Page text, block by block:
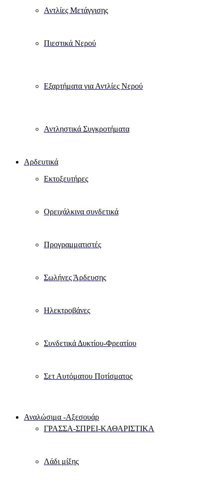
Αντλίες Μετάγγισης
Πιεστικά Νερού
Εξαρτήματα για Αντλίες Νερού
Αντληστικά Συγκροτήματα
Αρδευτικά
Εκτοξευτήρες
Ορειχάλκινα συνδετικά
Προγραμματιστές
Σωλήνες Άρδευσης
Ηλεκτροβάνες
Συνδετικά Δυκτίου-Φρεατίου
Σετ Αυτόματου Ποτίσματος
Αναλώσιμα -Αξεσουάρ
ΓΡΑΣΣΑ-ΣΠΡΕΙ-ΚΑΘΑΡΙΣΤΙΚΑ
Λάδι μίξης